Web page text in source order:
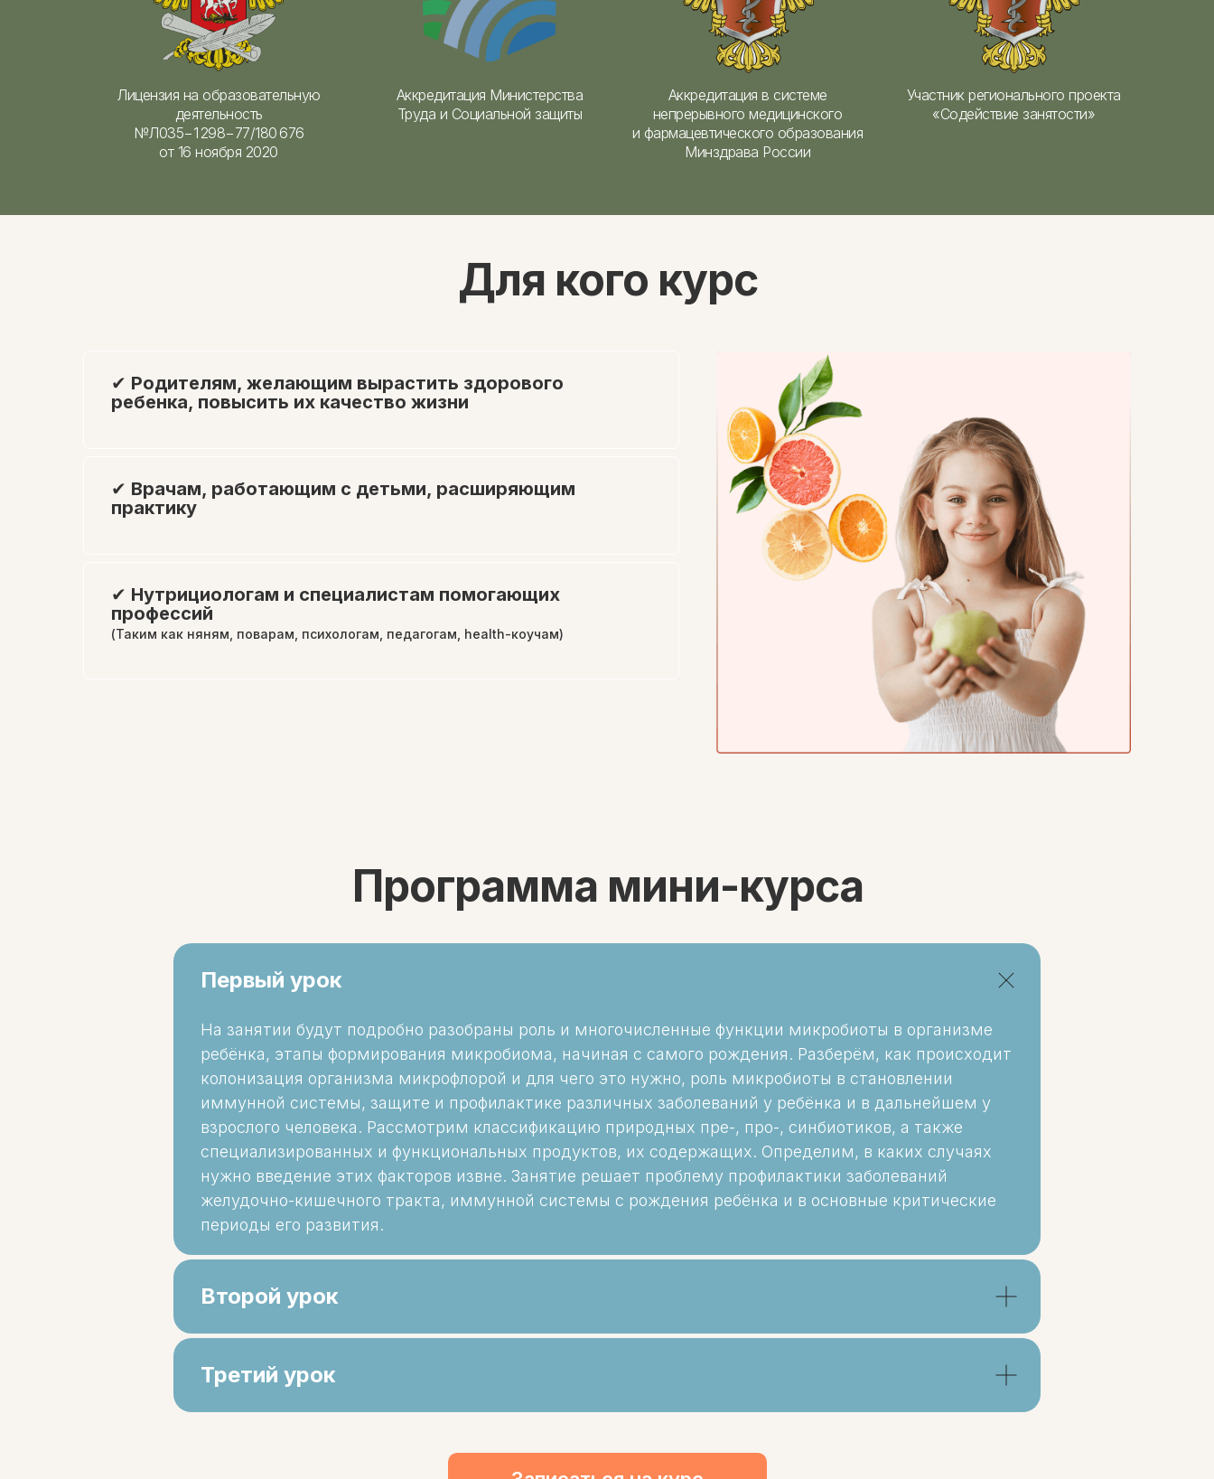
Лицензия на образовательную
деятельность
№Л035−1 298−77/180 676
от 16 ноября 2020
Аккредитация Министерства
Труда и Социальной защиты
Аккредитация в системе
непрерывного медицинского
и фармацевтического образования
Минздрава России
Участник регионального проекта
«Содействие занятости»
Для кого курс
✔ Родителям, желающим вырастить здорового
ребенка, повысить их качество жизни
✔ Врачам, работающим с детьми, расширяющим
практику
✔ Нутрициологам и специалистам помогающих
профессий
(Таким как няням, поварам, психологам, педагогам, health-коучам)
Программа мини-курса
Первый урок
На занятии будут подробно разобраны роль и многочисленные функции микробиоты в организме
ребёнка, этапы формирования микробиома, начиная с самого рождения. Разберём, как происходит
колонизация организма микрофлорой и для чего это нужно, роль микробиоты в становлении
иммунной системы, защите и профилактике различных заболеваний у ребёнка и в дальнейшем у
взрослого человека. Рассмотрим классификацию природных пре-, про-, синбиотиков, а также
специализированных и функциональных продуктов, их содержащих. Определим, в каких случаях
нужно введение этих факторов извне. Занятие решает проблему профилактики заболеваний
желудочно-кишечного тракта, иммунной системы с рождения ребёнка и в основные критические
периоды его развития.
Второй урок
Третий урок